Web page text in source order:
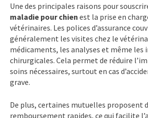
Une des principales raisons pour
maladie pour chien est la prise en
vétérinaires. Les polices d’assurance
généralement les visites chez le
médicaments, les analyses et même
chirurgicales. Cela permet de réduire
soins nécessaires, surtout en cas
grave.
De plus, certaines mutuelles proposent
remboursement rapides, ce qui facilite